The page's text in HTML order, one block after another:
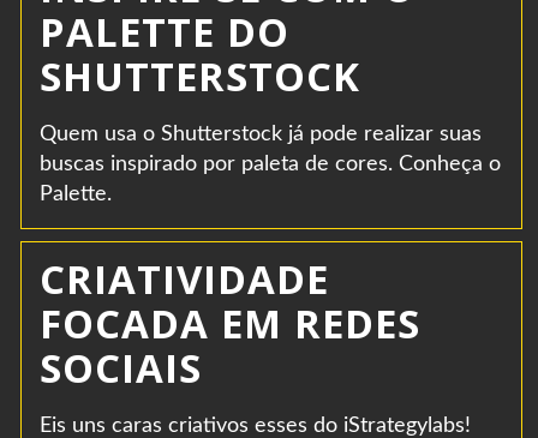
PALETTE DO
SHUTTERSTOCK
Quem usa o Shutterstock já pode realizar suas
buscas inspirado por paleta de cores. Conheça o
Palette.
CRIATIVIDADE
FOCADA EM REDES
SOCIAIS
Eis uns caras criativos esses do iStrategylabs!